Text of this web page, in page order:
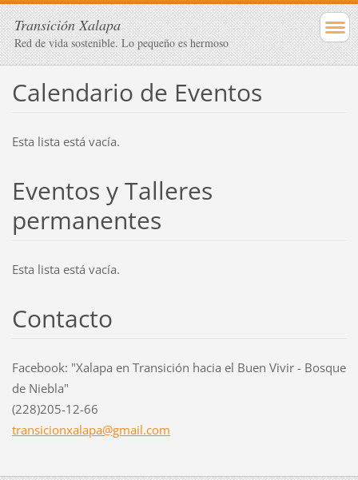
Transición Xalapa
Red de vida sostenible. Lo pequeño es hermoso
Calendario de Eventos
Esta lista está vacía.
Eventos y Talleres
permanentes
Esta lista está vacía.
Contacto
Facebook: "Xalapa en Transición hacia el Buen Vivir - Bosque
de Niebla"
(228)205-12-66
transicionxalapa@gmail.com